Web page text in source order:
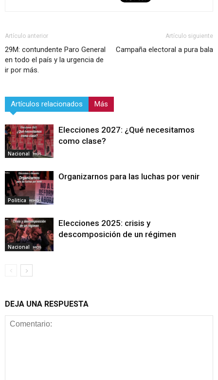
Artículo anterior
29M: contundente Paro General
en todo el país y la urgencia de
ir por más.
Artículo siguiente
Campaña electoral a pura bala
Artículos relacionados Más
Nacional
Elecciones 2027: ¿Qué necesitamos
como clase?
Politica
Organizarnos para las luchas por venir
Nacional
Elecciones 2025: crisis y
descomposición de un régimen
DEJA UNA RESPUESTA